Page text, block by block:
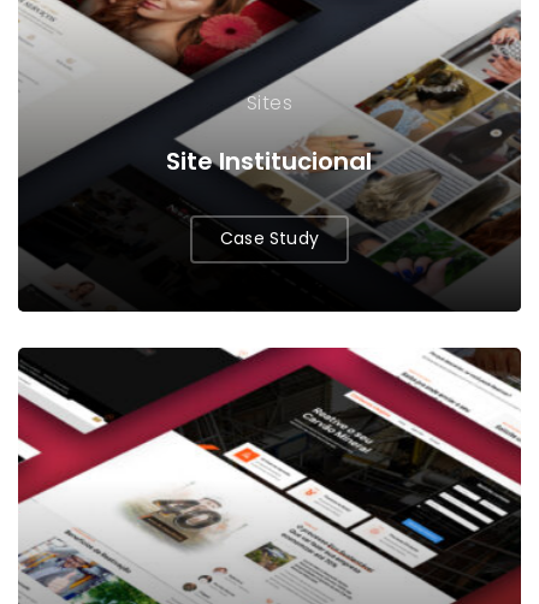
Sites
Site Institucional
Case Study